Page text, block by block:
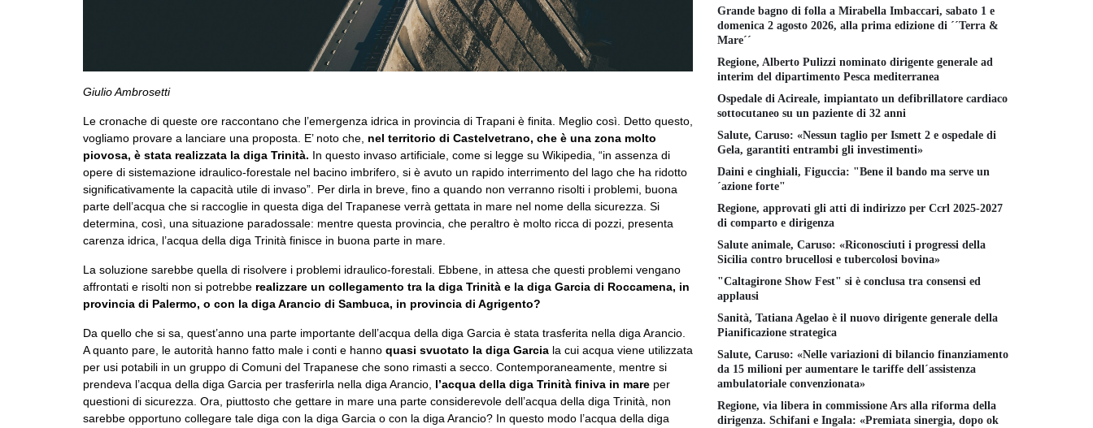
Giulio Ambrosetti
Le cronache di queste ore raccontano che l’emergenza idrica in provincia di Trapani è finita. Meglio così. Detto questo,
vogliamo provare a lanciare una proposta. E’ noto che, nel territorio di Castelvetrano, che è una zona molto
piovosa, è stata realizzata la diga Trinità. In questo invaso artificiale, come si legge su Wikipedia, “in assenza di
opere di sistemazione idraulico-forestale nel bacino imbrifero, si è avuto un rapido interrimento del lago che ha ridotto
significativamente la capacità utile di invaso”. Per dirla in breve, fino a quando non verranno risolti i problemi, buona
parte dell’acqua che si raccoglie in questa diga del Trapanese verrà gettata in mare nel nome della sicurezza. Si
determina, così, una situazione paradossale: mentre questa provincia, che peraltro è molto ricca di pozzi, presenta
carenza idrica, l’acqua della diga Trinità finisce in buona parte in mare.
La soluzione sarebbe quella di risolvere i problemi idraulico-forestali. Ebbene, in attesa che questi problemi vengano
affrontati e risolti non si potrebbe realizzare un collegamento tra la diga Trinità e la diga Garcia di Roccamena, in
provincia di Palermo, o con la diga Arancio di Sambuca, in provincia di Agrigento?
Da quello che si sa, quest’anno una parte importante dell’acqua della diga Garcia è stata trasferita nella diga Arancio.
A quanto pare, le autorità hanno fatto male i conti e hanno quasi svuotato la diga Garcia la cui acqua viene utilizzata
per usi potabili in un gruppo di Comuni del Trapanese che sono rimasti a secco. Contemporaneamente, mentre si
prendeva l’acqua della diga Garcia per trasferirla nella diga Arancio, l’acqua della diga Trinità finiva in mare per
questioni di sicurezza. Ora, piuttosto che gettare in mare una parte considerevole dell’acqua della diga Trinità, non
sarebbe opportuno collegare tale diga con la diga Garcia o con la diga Arancio? In questo modo l’acqua della diga
Grande bagno di folla a Mirabella Imbaccari, sabato 1 e
domenica 2 agosto 2026, alla prima edizione di ´´Terra &
Mare´´
Regione, Alberto Pulizzi nominato dirigente generale ad
interim del dipartimento Pesca mediterranea
Ospedale di Acireale, impiantato un defibrillatore cardiaco
sottocutaneo su un paziente di 32 anni
Salute, Caruso: «Nessun taglio per Ismett 2 e ospedale di
Gela, garantiti entrambi gli investimenti»
Daini e cinghiali, Figuccia: "Bene il bando ma serve un
´azione forte"
Regione, approvati gli atti di indirizzo per Ccrl 2025-2027
di comparto e dirigenza
Salute animale, Caruso: «Riconosciuti i progressi della
Sicilia contro brucellosi e tubercolosi bovina»
"Caltagirone Show Fest" si è conclusa tra consensi ed
applausi
Sanità, Tatiana Agelao è il nuovo dirigente generale della
Pianificazione strategica
Salute, Caruso: «Nelle variazioni di bilancio finanziamento
da 15 milioni per aumentare le tariffe dell´assistenza
ambulatoriale convenzionata»
Regione, via libera in commissione Ars alla riforma della
dirigenza. Schifani e Ingala: «Premiata sinergia, dopo ok